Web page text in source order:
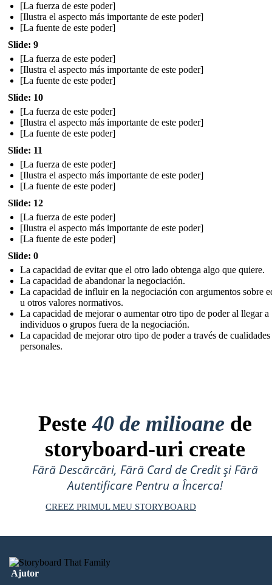
[La fuerza de este poder]
[Ilustra el aspecto más importante de este poder]
[La fuente de este poder]
Slide: 9
[La fuerza de este poder]
[Ilustra el aspecto más importante de este poder]
[La fuente de este poder]
Slide: 10
[La fuerza de este poder]
[Ilustra el aspecto más importante de este poder]
[La fuente de este poder]
Slide: 11
[La fuerza de este poder]
[Ilustra el aspecto más importante de este poder]
[La fuente de este poder]
Slide: 12
[La fuerza de este poder]
[Ilustra el aspecto más importante de este poder]
[La fuente de este poder]
Slide: 0
La capacidad de evitar que el otro lado obtenga algo que quiere.
La capacidad de abandonar la negociación.
La capacidad de influir en la negociación con argumentos sobre
u otros valores normativos.
La capacidad de mejorar o aumentar otro tipo de poder al llegar a
individuos o grupos fuera de la negociación.
La capacidad de mejorar otro tipo de poder a través de cualidades
personales.
Peste40 de milioane de
storyboard-uri create
Fără Descărcări, Fără Card de Credit și Fără
Autentificare Pentru a Încerca!
CREEZ PRIMUL MEU STORYBOARD
Ajutor